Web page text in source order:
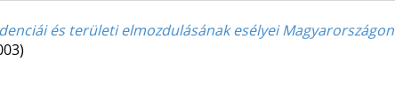
és területi elmozdulásának esélyei Magyarországon